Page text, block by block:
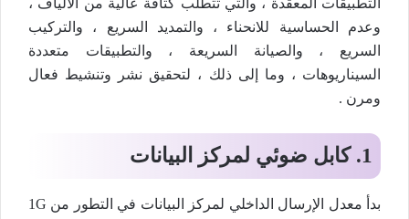
وعدم الحساسية للانحناء ، والتمديد السريع ، والتركيب
السريع ، والصيانة السريعة ، والتطبيقات متعددة
السيناريوهات ، وما إلى ذلك ، لتحقيق نشر وتنشيط فعال
ومرن .
1. كابل ضوئي لمركز البيانات
بدأ معدل الإرسال الداخلي لمركز البيانات في التطور من 1G